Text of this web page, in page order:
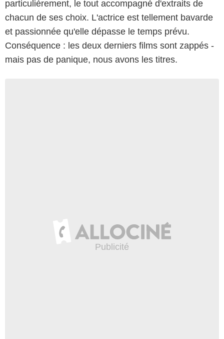
particulièrement, le tout accompagné d'extraits de
chacun de ses choix. L'actrice est tellement bavarde
et passionnée qu'elle dépasse le temps prévu.
Conséquence : les deux derniers films sont zappés -
mais pas de panique, nous avons les titres.